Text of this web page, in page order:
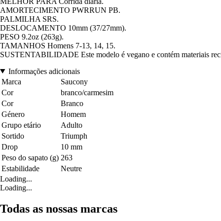
AMORTECIMENTO PWRRUN PB.
PALMILHA SRS.
DESLOCAMENTO 10mm (37/27mm).
PESO 9.2oz (263g).
TAMANHOS Homens 7-13, 14, 15.
SUSTENTABILIDADE Este modelo é vegano e contém materiais
Informações adicionais
Marca
Saucony
Cor
branco/carmesim
Cor
Branco
Género
Homem
Grupo etário
Adulto
Sortido
Triumph
Drop
10 mm
Peso do sapato (g) 263
Estabilidade
Neutre
Loading...
Loading...
Todas as nossas marcas